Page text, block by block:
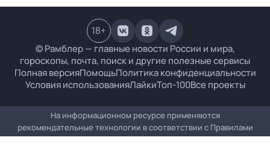
© Рамблер — главные новости России и мира,
гороскопы, почта, поиск и другие полезные сервисы
Полная версияПомощьПолитика конфиденциальности
Условия использованияЛайкиТоп-100Все проекты
18+
На информационном ресурсе применяются
рекомендательные технологии в соответствии с Правилами